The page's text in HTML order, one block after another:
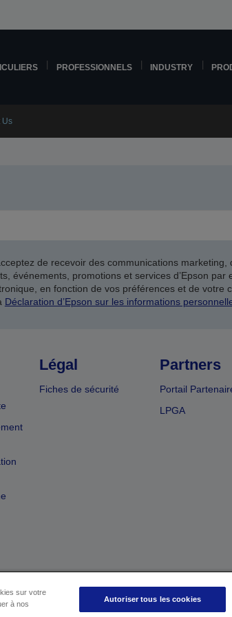
PROFESSIONNELS INDUSTRY
Us
de recevoir des communications marketing,
événements, promotions et services d’Epson par
en fonction de vos préférences et de votre
Déclaration d’Epson sur les informations
Légal
Fiches de sécurité
Partners
Portail
LPGA
de conformité des produits Déclaration de
sur votre
à nos
Autoriser tous les cookies